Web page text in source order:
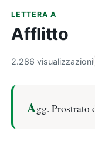
LETTERA A
Afflitto
2.286 visualizzazioni
Agg. Prostrato